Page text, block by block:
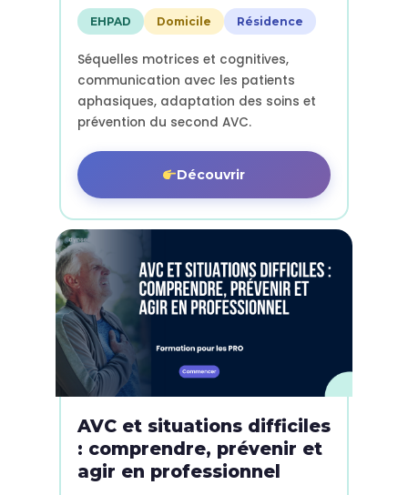
EHPAD Domicile Résidence
Séquelles motrices et cognitives,
communication avec les patients
aphasiques, adaptation des soins et
prévention du second AVC.
Découvrir
AVC et situations difficiles
: comprendre, prévenir et
agir en professionnel